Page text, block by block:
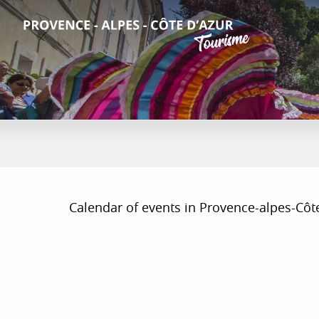
Aller
contenu
principal
Calendar of events in Provence-alpes-